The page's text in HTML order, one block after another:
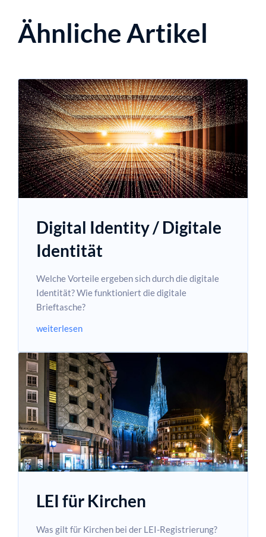
Ähnliche Artikel
Digital Identity / Digitale
Identität
Welche Vorteile ergeben sich durch die digitale
Identität? Wie funktioniert die digitale
Brieftasche?
weiterlesen
LEI für Kirchen
Was gilt für Kirchen bei der LEI-Registrierung?